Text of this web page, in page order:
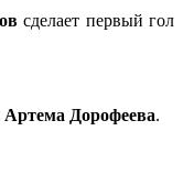
сделает первый гол
Артема Дорофеева.